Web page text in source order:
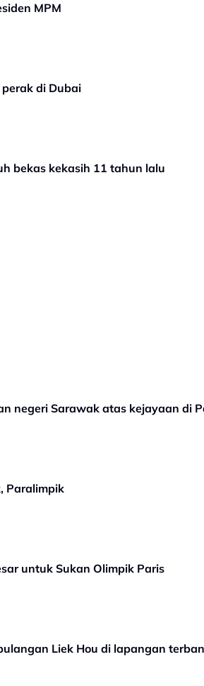
MPM
di Dubai
bekas kekasih 11 tahun lalu
negeri Sarawak atas kejayaan di
Paralimpik
untuk Sukan Olimpik Paris
Liek Hou di lapangan